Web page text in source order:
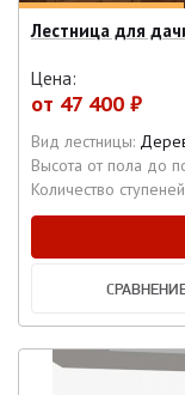
Лестница для
Цена:
от 47 400 ₽
Вид лестницы:
Высота от пола до
Количество